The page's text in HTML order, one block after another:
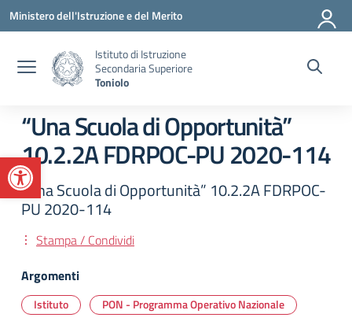
Apri la barra degli strumenti
Vai ai contenuti
Vai al menu di navigazione
Vai al footer
Ministero dell'Istruzione e del Merito
Istituto di Istruzione
Secondaria Superiore
Toniolo
“Una Scuola di Opportunità”
10.2.2A FDRPOC-PU 2020-114
"Una Scuola di Opportunità” 10.2.2A FDRPOC-
PU 2020-114
Stampa / Condividi
Argomenti
Istituto PON - Programma Operativo Nazionale